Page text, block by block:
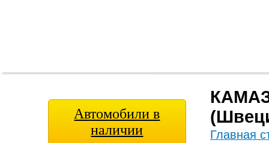
Автомобили в
наличии
Главная